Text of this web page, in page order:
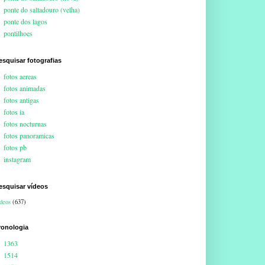
ponte do saltadouro (velha)
ponte dos lagos
pontilhoes
fotografias
fotos aereas
fotos animadas
fotos antigas
fotos ia
fotos nocturnas
fotos panoramicas
fotos pb
instagram
vídeos
(637)
1363
1514